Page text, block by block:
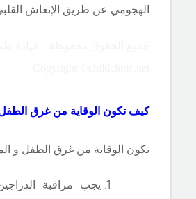
الهجومي عن طريق الإنعاش
كيف تكون الوقاية من غرق
تكون الوقاية من غرق الطفل و
يجب مراقبة